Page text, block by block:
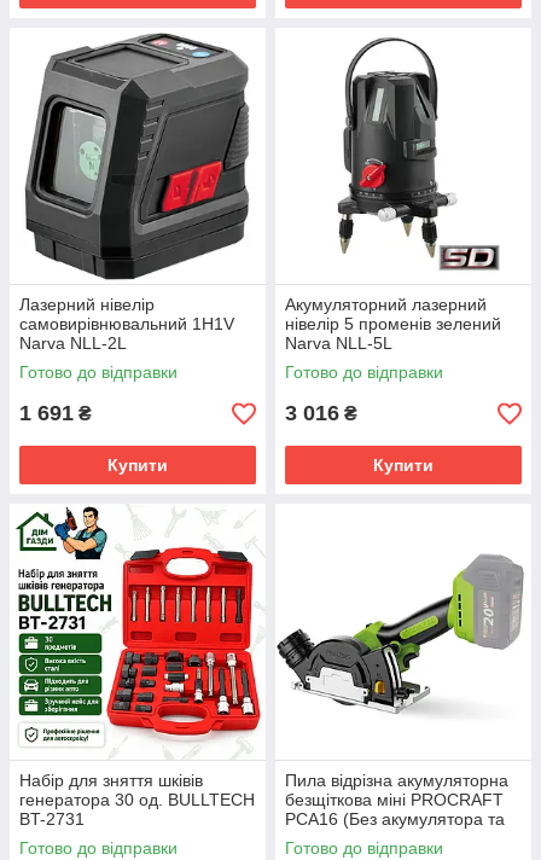
Лазерний нівелір
самовирівнювальний 1H1V
Narva NLL-2L
Готово до відправки
1 691 ₴
Купити
Акумуляторний лазерний
нівелір 5 променів зелений
Narva NLL-5L
Готово до відправки
3 016 ₴
Купити
Набір для зняття шківів
генератора 30 од. BULLTECH
BT-2731
Готово до відправки
Пила відрізна акумуляторна
безщіткова міні PROCRAFT
PCA16 (Без акумулятора та
зарядного пристрою)
Готово до відправки